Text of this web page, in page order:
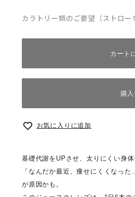
カラトリー類のご要望（ストロー
カート
購
お気に入りに追加
基礎代謝をUPさせ、太りにくい身
「なんだか最近、痩せにくくなっ
が原因かも。